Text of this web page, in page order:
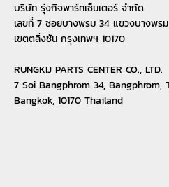
บริษัท รุ่งกิจพาร์ทเซ็นเตอร์ จำกัด
เลขที่ 7 ซอยบางพรม 34 แขวงบางพรม
เขตตลิ่งชัน กรุงเทพฯ 10170
RUNGKIJ PARTS CENTER CO., LTD.
7 Soi Bangphrom 34, Bangphrom,
Bangkok, 10170 Thailand